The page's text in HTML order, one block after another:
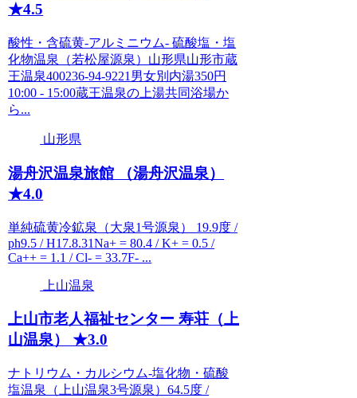
★4.5
酸性・含硫黄-アルミニウム- 硫酸塩・塩
化物温泉（若松屋源泉）山形県山形市蔵
王温泉400236-94-9221男女別内湯350円
10:00 - 15:00蔵王温泉の上湯共同浴場か
ら...
山形県
湯舟沢温泉旅館 （湯舟沢温泉）
★4.0
単純硫黄冷鉱泉（大泉1号源泉） 19.9度 /
ph9.5 / H17.8.31Na+ = 80.4 / K+ = 0.5 /
Ca++ = 1.1 / Cl- = 33.7F- ...
上山温泉
上山市老人福祉センター 寿荘（上
山温泉） ★3.0
ナトリウム・カルシウム-塩化物・硫酸
塩温泉（上山温泉3号源泉）64.5度 /